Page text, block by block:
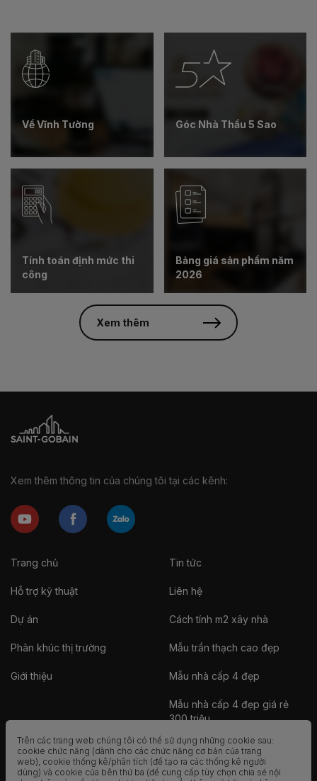
Về Vĩnh Tường Góc Nhà Thầu 5 Sao
Tính toán định mức thi
công
Bảng giá sản phẩm năm
2026
Xem thêm
Xem thêm thông tin của chúng tôi tại các kênh:
Trang chủ
Hỗ trợ kỹ thuật
Dự án
Phân khúc thị trường
Giới thiệu
Tin tức
Liên hệ
Cách tính m2 xây nhà
Mẫu trần thạch cao đẹp
Mẫu nhà cấp 4 đẹp
Mẫu nhà cấp 4 đẹp giá rẻ
300 triệu
Nhà vườn
Nhà container
Trên các trang web chúng tôi có thể sử dụng những cookie sau:
cookie chức năng (dành cho các chức năng cơ bản của trang
web), cookie thống kê/phân tích (để tạo ra các thống kê người
dùng) và cookie của bên thứ ba (để cung cấp tùy chọn chia sẻ nội